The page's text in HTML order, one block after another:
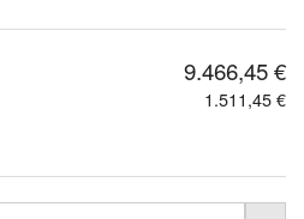
9.466,45 €
1.511,45 €